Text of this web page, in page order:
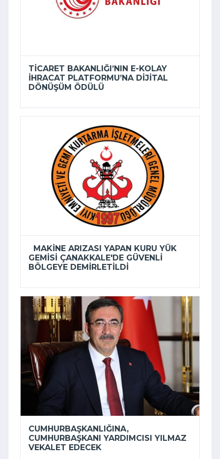
TICARET BAKANLIĞI’NIN E-KOLAY
İHRACAT PLATFORMU’NA DIJITAL
DÖNÜŞÜM ÖDÜLÜ
MAKINE ARIZASI YAPAN KURU YÜK
GEMISI ÇANAKKALE'DE GÜVENLI
BÖLGEYE DEMIRLETILDI
CUMHURBAŞKANLIĞINA,
CUMHURBAŞKANI YARDIMCISI YILMAZ
VEKALET EDECEK